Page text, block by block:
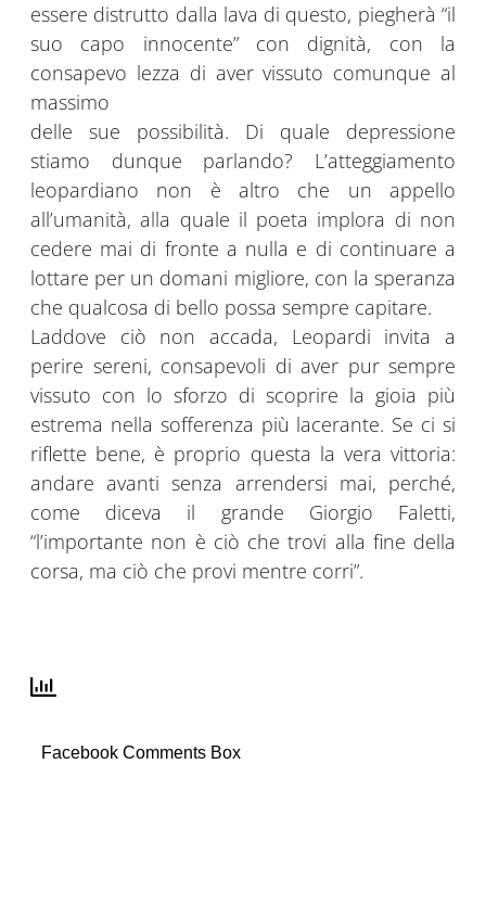
essere distrutto dalla lava di questo, piegherà “il
suo capo innocente” con dignità, con la
consapevo lezza di aver vissuto comunque al
massimo
delle sue possibilità. Di quale depressione
stiamo dunque parlando? L’atteggiamento
leopardiano non è altro che un appello
all’umanità, alla quale il poeta implora di non
cedere mai di fronte a nulla e di continuare a
lottare per un domani migliore, con la speranza
che qualcosa di bello possa sempre capitare.
Laddove ciò non accada, Leopardi invita a
perire sereni, consapevoli di aver pur sempre
vissuto con lo sforzo di scoprire la gioia più
estrema nella sofferenza più lacerante. Se ci si
riflette bene, è proprio questa la vera vittoria:
andare avanti senza arrendersi mai, perché,
come diceva il grande Giorgio Faletti,
“l’importante non è ciò che trovi alla fine della
corsa, ma ciò che provi mentre corri”.
Facebook Comments Box